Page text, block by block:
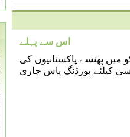
اس سے پہلے
میں پھنسے پاکستانیوں کی
کیلئے بورڈنگ پاس جاری